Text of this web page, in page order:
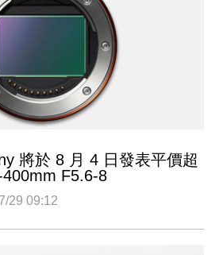
將於 8 月 4 日發表平價超
F5.6-8
29 09:12